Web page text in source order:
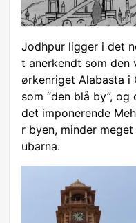
Jodhpur ligger i det
t anerkendt som den
ørkenriget Alabasta i
som “den blå by”,
det imponerende
r byen, minder
ubarna.